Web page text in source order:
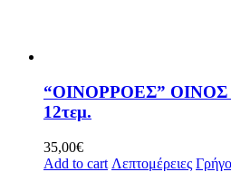
“ΟΙΝΟΡΡΟΕΣ”
12τεμ.
35,00€
Add to cart Λεπτομέρειες